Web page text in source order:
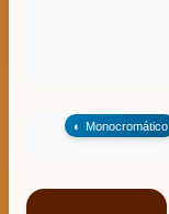
◐ Monocromático